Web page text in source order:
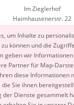
um In­hal­te zu
kön­nen und die
geben wir
Part­ner für Map-
diese In­for­ma­tio­nen
Sie ihnen
der Diens­te ge­sam­melt
Im Zieglerhof
Haimhausenerstr. 22